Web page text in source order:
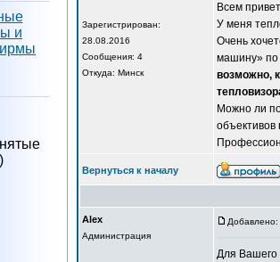
и
Зарегистрирован:
28.08.2016
Сообщения: 4
Откуда: Минск
Всем
У меня
Очень
машину» по
возможно,
Можно ли
объективов
Вернуться к началу
Alex
Администрация
Для Вашего